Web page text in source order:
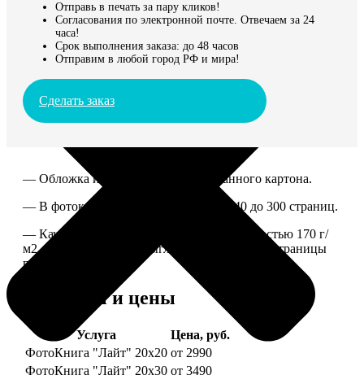
Отправь в печать за пару кликов!
Согласования по электронной почте. Отвечаем за 24
часа!
Срок выполнения заказа: до 48 часов
Отправим в любой город РФ и мира!
Сделать заказ
— Обложка из твердого ламинированного картона.
— В фотокниге можно разместить от 40 до 300 страниц.
— Качественная мелованная бумага плотностью 170 г/
м2, то есть страницы выглядят, как плотные страницы
глянцевого журнала.
Форматы и цены
Услуга
Цена, руб.
ФотоКнига "Лайт" 20x20 от 2990
ФотоКнига "Лайт" 20x30 от 3490